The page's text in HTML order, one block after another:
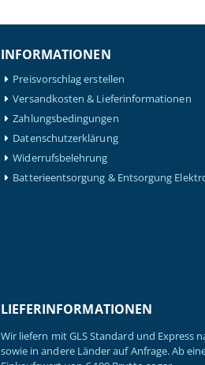
INFORMATIONEN
Preisvorschlag erstellen
Versandkosten & Lieferinformationen
Zahlungsbedingungen
Datenschutzerklärung
Widerrufsbelehrung
Batterieentsorgung & Entsorgung
LIEFERINFORMATIONEN
Wir liefern mit GLS Standard und Express
sowie in andere Länder auf Anfrage. Ab